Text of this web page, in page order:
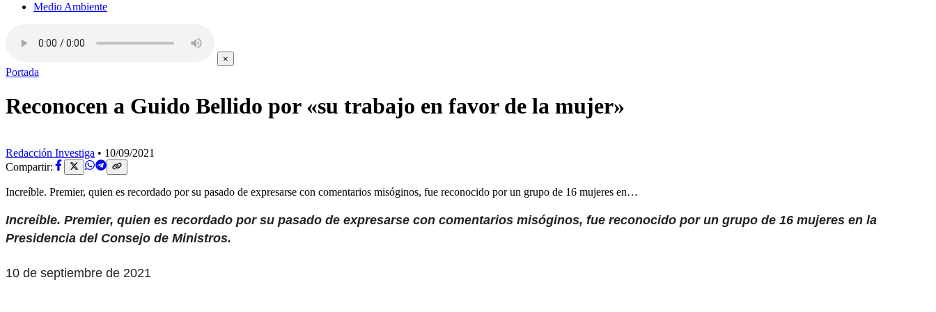
Medio Ambiente
×
Portada
Reconocen a Guido Bellido por «su trabajo en favor de la mujer»
Redacción Investiga • 10/09/2021
Compartir:
Increíble. Premier, quien es recordado por su pasado de expresarse con comentarios misóginos, fue reconocido por un grupo de 16 mujeres en…
Increíble. Premier, quien es recordado por su pasado de expresarse con comentarios misóginos, fue reconocido por un grupo de 16 mujeres en la
Presidencia del Consejo de Ministros.
10 de septiembre de 2021